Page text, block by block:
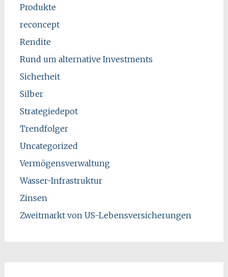
Produkte
reconcept
Rendite
Rund um alternative Investments
Sicherheit
Silber
Strategiedepot
Trendfolger
Uncategorized
Vermögensverwaltung
Wasser-Infrastruktur
Zinsen
Zweitmarkt von US-Lebensversicherungen